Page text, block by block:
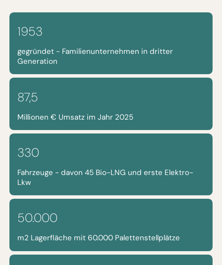
1953
gegründet - Familienunternehmen in dritter
Generation
87,5
Millionen € Umsatz im Jahr 2025
330
Fahrzeuge - davon 45 Bio-LNG und erste Elektro-
Lkw
50.000
m2 Lagerfläche mit 60.000 Palettenstellplätze